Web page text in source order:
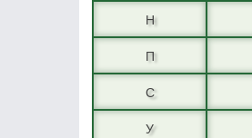
Н
П
С
У